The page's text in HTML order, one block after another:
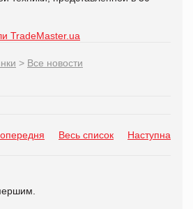
TradeMaster.ua
> Все новости
Весь список Наступна